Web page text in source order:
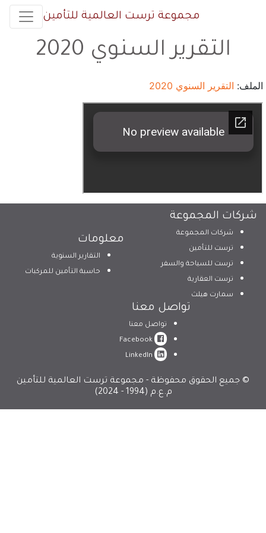
مجموعة ترست العالمية للتأمين
التقرير السنوي 2020
الملف: التقرير السنوي 2020
شركات المجموعة
شركات المجموعة
ترست للتأمين
ترست للسياحة والسفر
ترست العقارية
سمارت هيلث
معلومات
التقارير السنوية
حاسبة التأمين للمركبات
تواصل معنا
تواصل معنا
© جميع الحقوق محفوظة - مجموعة ترست العالمية للتأمين
م.ع.م (1994 - 2024)